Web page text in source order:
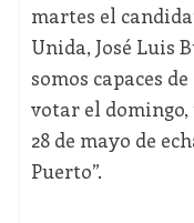
martes el
Unida, José Luis
somos capaces
votar el
28 de mayo de
Puerto”.